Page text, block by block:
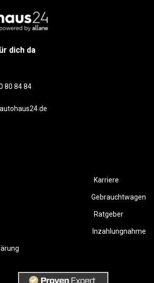
dich da
80 84 84
Karriere
Gebrauchtwagen
Ratgeber
Inzahlungnahme